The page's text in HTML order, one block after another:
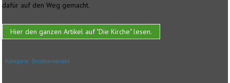
dafür auf den Weg gemacht.
Hier den ganzen Artikel auf "Die Kirche" lesen.
Kategorie: Strukturwandel